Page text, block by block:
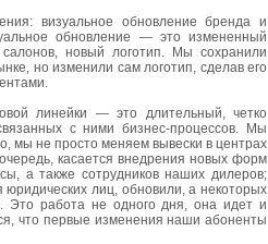
визуальное обновление бренда и
обновление — это измененный
новый логотип. Мы сохранили
но изменили сам логотип, сделав его
линейки — это длительный, четко
с ними бизнес-процессов. Мы
мы не просто меняем вывески в центрах
касается внедрения новых форм
а также сотрудников наших дилеров;
лиц, обновили, а некоторых
Это работа не одного дня, она идет и
что первые изменения наши абоненты